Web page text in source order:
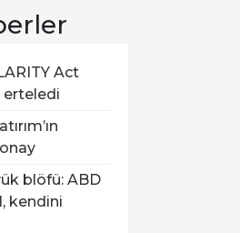
Act
erteledi
blöfü: ABD
kendini